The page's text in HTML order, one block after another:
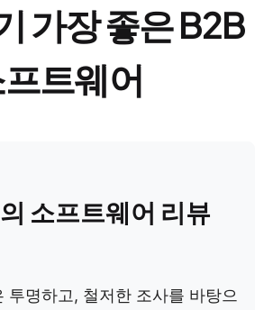
가장 좋은 B2B
트웨어
소프트웨어 리뷰
투명하고, 철저한 조사를 바탕으